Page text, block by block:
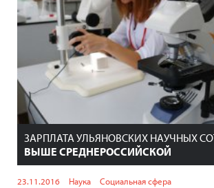
ЗАРПЛАТА УЛЬЯНОВСКИХ НАУЧНЫХ
ВЫШЕ СРЕДНЕРОССИЙСКОЙ
23.11.2016 Наука Социальная сфера